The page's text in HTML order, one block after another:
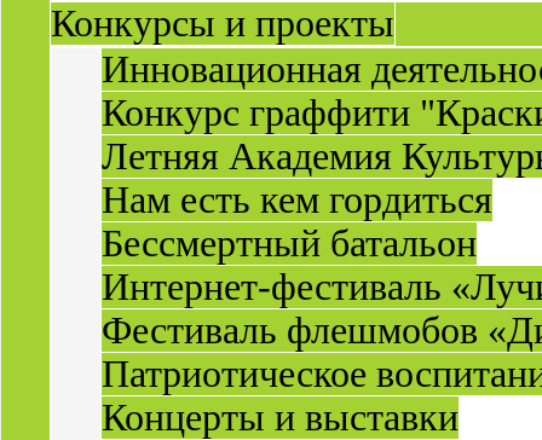
Конкурсы и проекты
Инновационная
Конкурс граффити
Летняя Академия
Нам есть кем гордиться
Бессмертный батальон
Интернет-фестиваль
Фестиваль флешмобов
Патриотическое
Концерты и выставки